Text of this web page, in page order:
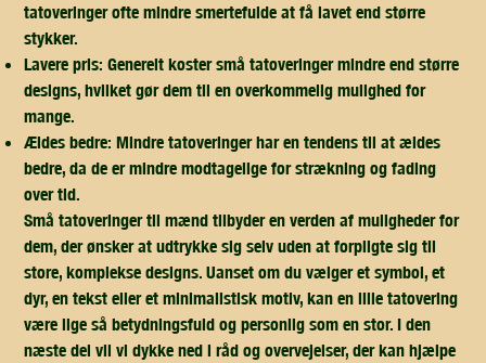
tatoveringer ofte mindre smertefulde at få lavet end større
stykker.
Lavere pris: Generelt koster små tatoveringer mindre end større
designs, hvilket gør dem til en overkommelig mulighed for
mange.
Ældes bedre: Mindre tatoveringer har en tendens til at ældes
bedre, da de er mindre modtagelige for strækning og fading
over tid.
Små tatoveringer til mænd tilbyder en verden af muligheder for
dem, der ønsker at udtrykke sig selv uden at forpligte sig til
store, komplekse designs. Uanset om du vælger et symbol, et
dyr, en tekst eller et minimalistisk motiv, kan en lille tatovering
være lige så betydningsfuld og personlig som en stor. I den
næste del vil vi dykke ned i råd og overvejelser, der kan hjælpe